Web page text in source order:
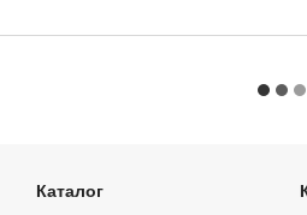
Каталог